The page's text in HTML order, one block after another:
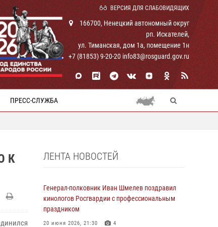
ВЕРСИЯ ДЛЯ СЛАБОВИДЯЩИХ
166700, Ненецкий автономный округ
рп. Искателей,
ул. Тиманская, дом 1а, помещение 1н
+7 (81853) 9-20-20 info83@rosguard.gov.ru
ПРЕСС-СЛУЖБА
К
ЛЕНТА НОВОСТЕЙ
Генерал-полковник Иван Шмелев поздравил
кинологов Росгвардии с профессиональным
праздником
20 июня 2026, 21:30 4